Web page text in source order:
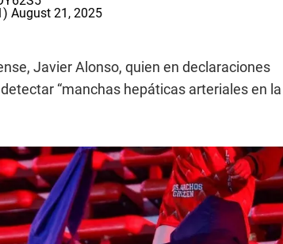
August 21, 2025
Javier Alonso, quien en declaraciones
“manchas hepáticas arteriales en la